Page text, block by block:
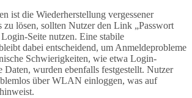
ist die Wiederherstellung vergessener
zu lösen, sollten Nutzer den Link „Passwort
Login-Seite nutzen. Eine stabile
dabei entscheidend, um Anmeldeprobleme
Schwierigkeiten, wie etwa Login-
Daten, wurden ebenfalls festgestellt. Nutzer
über WLAN einloggen, was auf